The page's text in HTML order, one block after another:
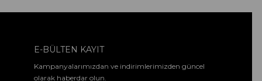
E-BÜLTEN KAYIT
Kampanyalarımızdan ve indirimlerimizden güncel
olarak haberdar olun.